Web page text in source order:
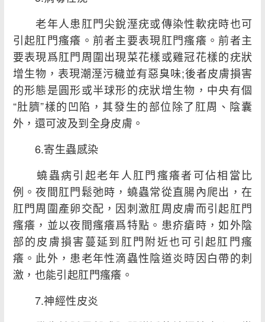
老年人患肛門尖銳溼疣或傳染性軟疣時也可
引起肛門瘙癢。前者主要表現肛門瘙癢。前者主
要表現爲肛門周圍出現菜花樣或雞冠花樣的疣狀
增生物，表現潮溼污穢並有惡臭味;後者皮膚損害
的形態是圓形或半球形的疣狀增生物，中央有個
“肚臍”樣的凹陷，其發生的部位除了肛周、陰囊
外，還可波及到全身皮膚。
6.寄生蟲感染
蟯蟲病引起老年人肛門瘙癢者可佔相當比
例。夜間肛門鬆弛時，蟯蟲常從直腸內爬出，在
肛門周圍產卵交配，因刺激肛周皮膚而引起肛門
瘙癢，並以夜間瘙癢爲特點。患疥瘡時，如外陰
部的皮膚損害蔓延到肛門附近也可引起肛門瘙
癢。此外，患老年性滴蟲性陰道炎時因白帶的刺
激，也能引起肛門瘙癢。
7.神經性皮炎